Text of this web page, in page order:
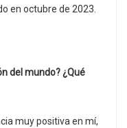
en octubre de 2023.
del mundo? ¿Qué
muy positiva en mí,